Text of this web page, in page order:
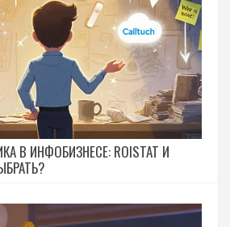
В ИНФОБИЗНЕСЕ: ROISTAT И